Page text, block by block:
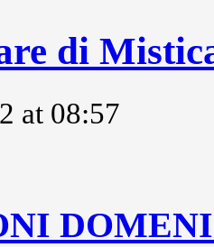
di
at 08:57